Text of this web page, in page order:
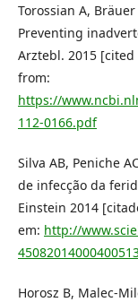
Torossian A, Bräuer
Preventing
Arztebl. 2015 [cited
from:
https://
112-0166.pdf
Silva AB, Peniche
de infecção da
Einstein 2014
em: http://
Horosz B, Malec-